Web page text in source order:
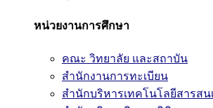
หน่วยงานการศึกษา
คณะ วิทยาลัย และสถาบัน
สำนักงานการทะเบียน
สำนักบริหารเทคโนโลยีสารสน